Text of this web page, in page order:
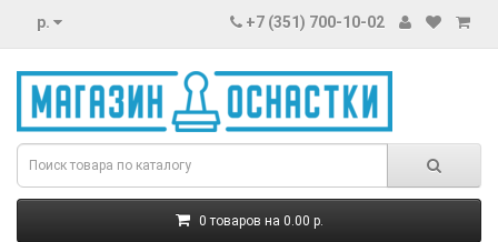
р. +7 (351) 700-10-02
0 товаров на 0.00 р.